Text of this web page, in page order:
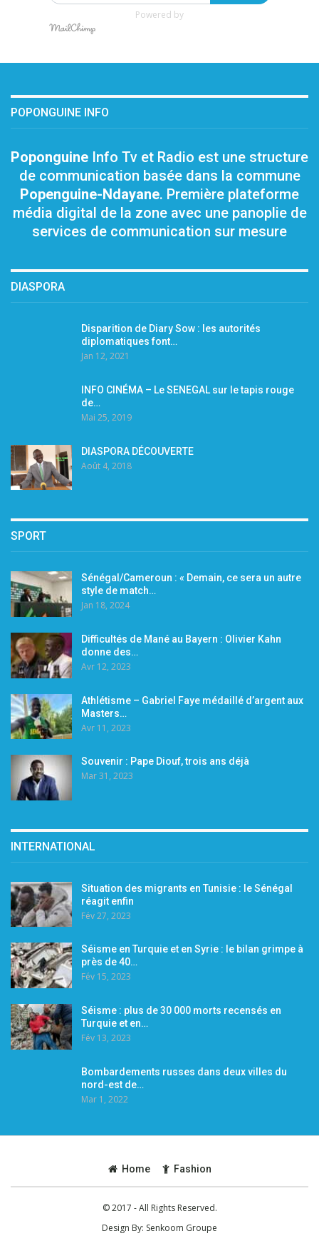
Powered by
POPONGUINE INFO
Poponguine Info Tv et Radio est une structure
de communication basée dans la commune
Popenguine-Ndayane. Première plateforme
média digital de la zone avec une panoplie de
services de communication sur mesure
DIASPORA
Disparition de Diary Sow : les autorités
diplomatiques font…
Jan 12, 2021
INFO CINÉMA – Le SENEGAL sur le tapis rouge
de…
Mai 25, 2019
DIASPORA DÉCOUVERTE
Août 4, 2018
SPORT
Sénégal/Cameroun : « Demain, ce sera un autre
style de match…
Jan 18, 2024
Difficultés de Mané au Bayern : Olivier Kahn
donne des…
Avr 12, 2023
Athlétisme – Gabriel Faye médaillé d’argent aux
Masters…
Avr 11, 2023
Souvenir : Pape Diouf, trois ans déjà
Mar 31, 2023
INTERNATIONAL
Situation des migrants en Tunisie : le Sénégal
réagit enfin
Fév 27, 2023
Séisme en Turquie et en Syrie : le bilan grimpe à
près de 40…
Fév 15, 2023
Séisme : plus de 30 000 morts recensés en
Turquie et en…
Fév 13, 2023
Bombardements russes dans deux villes du
nord-est de…
Mar 1, 2022
Home Fashion
© 2017 - All Rights Reserved.
Design By: Senkoom Groupe